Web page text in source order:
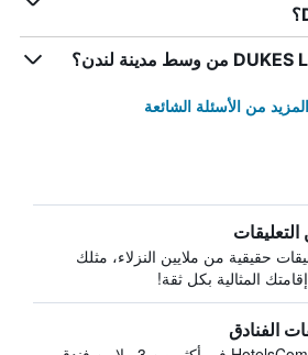
من الأسئلة الشائعة
التعليقات
حقيقية من ملايين النزلاء، مثلك
المثالية بكل ثقة!
الفنادق